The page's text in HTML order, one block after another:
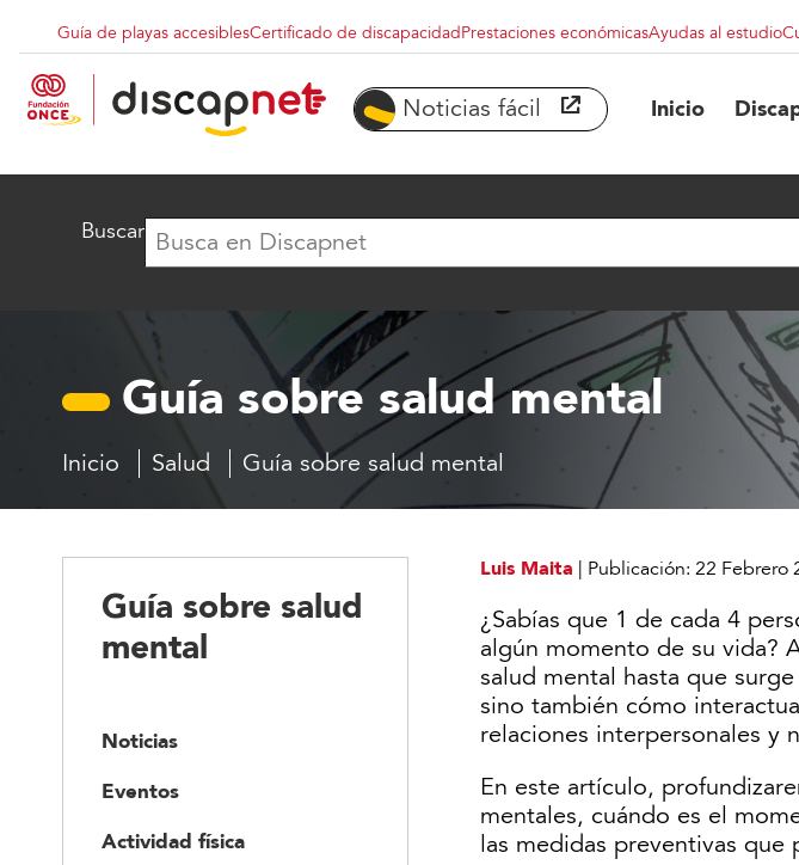
Menu superior destacados
Guía de playas accesiblesCertificado de discapacidadPrestaciones económicasAyudas al estudio
Noticias fácil abre en ventana
Inicio
Buscar
Guía sobre salud mental
Inicio Salud Guía sobre salud mental
Guía sobre salud
mental
Noticias
Eventos
Actividad física
Luis Maita | Publicación: 22 Febrero
¿Sabías que 1 de cada 4
algún momento de su vida?
salud mental hasta que
sino también cómo
relaciones interpersonales y
En este artículo,
mentales, cuándo es el
las medidas preventivas que